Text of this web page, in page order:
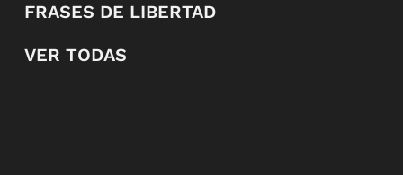
FRASES DE LIBERTAD
VER TODAS